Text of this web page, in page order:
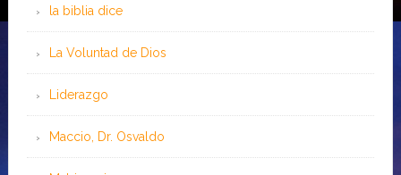
la biblia dice
La Voluntad de Dios
Liderazgo
Maccio, Dr. Osvaldo